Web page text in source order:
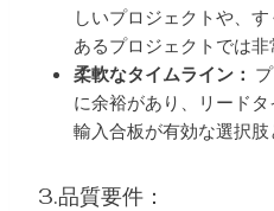
しいプロジェクトや、
あるプロジェクトでは非
柔軟なタイムライン：
に余裕があり、リードタ
輸入合板が有効な選択肢
3.品質要件：